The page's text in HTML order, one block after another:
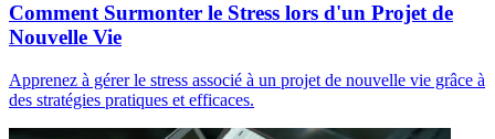
Comment Surmonter le Stress lors d'un Projet de
Nouvelle Vie
Apprenez à gérer le stress associé à un projet de nouvelle vie grâce à
des stratégies pratiques et efficaces.